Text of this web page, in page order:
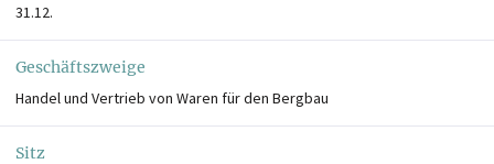
31.12.
Geschäftszweige
Handel und Vertrieb von Waren für den Bergbau
Sitz